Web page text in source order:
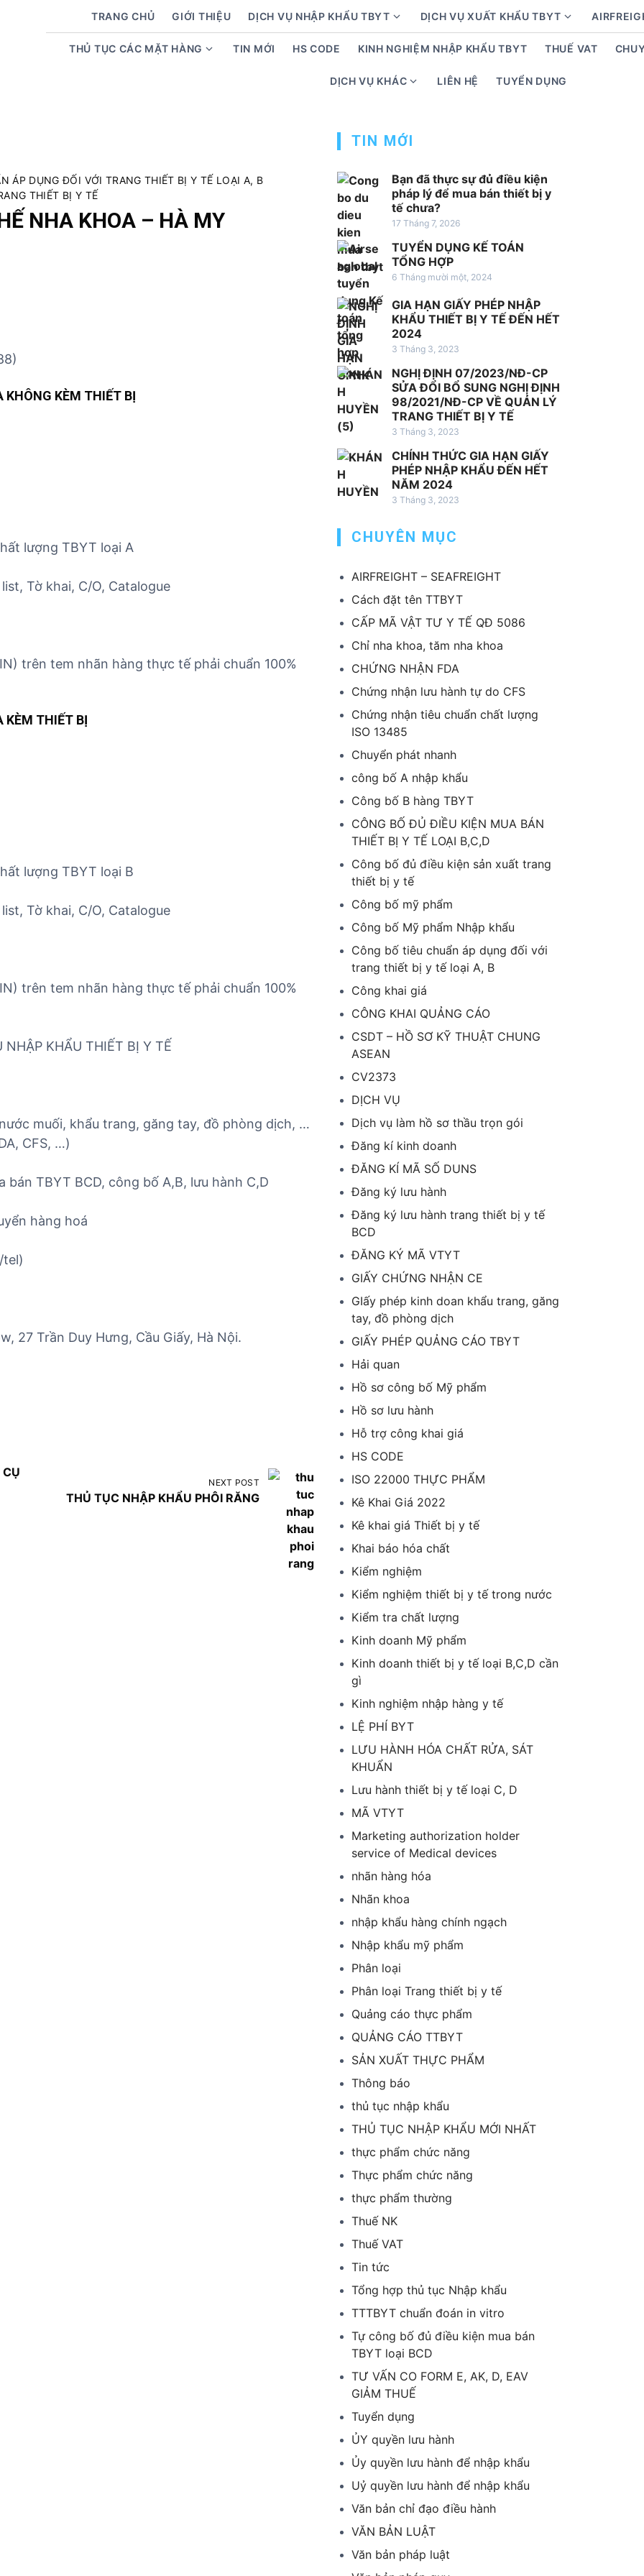
TRANG CHỦ GIỚI THIỆU DỊCH VỤ NHẬP KHẨU TBYT
h
w
m
n
u
f
o
r
D
ị
c
h
v
ụ
n
h
ậ
p
k
h
ẩ
u
T
Y
DỊCH VỤ XUẤT KHẨU TBYT
h
THỦ TỤC CÁC MẶT HÀNG
m
n
u
TIN MỚI HS CODE KINH NGHIỆM NHẬP KHẨU TBYT THUẾ VAT
DỊCH VỤ KHÁC
u
b
m
e
n
u
f
r
D
ị
h
v
ụ
k
h
á
c
LIÊN HỆ TUYỂN DỤNG
ÁP DỤNG ĐỐI VỚI TRANG THIẾT BỊ Y TẾ LOẠI A, B
THIẾT BỊ Y TẾ
NHA KHOA – HÀ MY
KHÔNG KÈM THIẾT BỊ
lượng TBYT loại A
Tờ khai, C/O, Catalogue
trên tem nhãn hàng thực tế phải chuẩn 100%
KÈM THIẾT BỊ
lượng TBYT loại B
Tờ khai, C/O, Catalogue
trên tem nhãn hàng thực tế phải chuẩn 100%
NHẬP KHẨU THIẾT BỊ Y TẾ
muối, khẩu trang, găng tay, đồ phòng dịch, …
CFS, …)
bán TBYT BCD, công bố A,B, lưu hành C,D
hàng hoá
tel)
27 Trần Duy Hưng, Cầu Giấy, Hà Nội.
NEXT POST
THỦ TỤC NHẬP KHẨU PHÔI RĂNG
TIN MỚI
Bạn đã thực sự đủ điều kiện
pháp lý để mua bán thiết bị y
tế chưa?
17 Tháng 7, 2026
TUYỂN DỤNG KẾ TOÁN
TỔNG HỢP
6 Tháng mười một, 2024
GIA HẠN GIẤY PHÉP NHẬP
KHẨU THIẾT BỊ Y TẾ ĐẾN HẾT
2024
3 Tháng 3, 2023
NGHỊ ĐỊNH 07/2023/NĐ-CP
SỬA ĐỔI BỔ SUNG NGHỊ ĐỊNH
98/2021/NĐ-CP VỀ QUẢN LÝ
TRANG THIẾT BỊ Y TẾ
3 Tháng 3, 2023
CHÍNH THỨC GIA HẠN GIẤY
PHÉP NHẬP KHẨU ĐẾN HẾT
NĂM 2024
3 Tháng 3, 2023
CHUYÊN MỤC
AIRFREIGHT – SEAFREIGHT
Cách đặt tên TTBYT
CẤP MÃ VẬT TƯ Y TẾ QĐ 5086
Chỉ nha khoa, tăm nha khoa
CHỨNG NHẬN FDA
Chứng nhận lưu hành tự do CFS
Chứng nhận tiêu chuẩn chất lượng
ISO 13485
Chuyển phát nhanh
công bố A nhập khẩu
Công bố B hàng TBYT
CÔNG BỐ ĐỦ ĐIỀU KIỆN MUA BÁN
THIẾT BỊ Y TẾ LOẠI B,C,D
Công bố đủ điều kiện sản xuất trang
thiết bị y tế
Công bố mỹ phẩm
Công bố Mỹ phẩm Nhập khẩu
Công bố tiêu chuẩn áp dụng đối với
trang thiết bị y tế loại A, B
Công khai giá
CÔNG KHAI QUẢNG CÁO
CSDT – HỒ SƠ KỸ THUẬT CHUNG
ASEAN
CV2373
DỊCH VỤ
Dịch vụ làm hồ sơ thầu trọn gói
Đăng kí kinh doanh
ĐĂNG KÍ MÃ SỐ DUNS
Đăng ký lưu hành
Đăng ký lưu hành trang thiết bị y tế
BCD
ĐĂNG KÝ MÃ VTYT
GIẤY CHỨNG NHẬN CE
GIấy phép kinh doan khẩu trang, găng
tay, đồ phòng dịch
GIẤY PHÉP QUẢNG CÁO TBYT
Hải quan
Hồ sơ công bố Mỹ phẩm
Hồ sơ lưu hành
Hỗ trợ công khai giá
HS CODE
ISO 22000 THỰC PHẨM
Kê Khai Giá 2022
Kê khai giá Thiết bị y tế
Khai báo hóa chất
Kiểm nghiệm
Kiểm nghiệm thiết bị y tế trong nước
Kiểm tra chất lượng
Kinh doanh Mỹ phẩm
Kinh doanh thiết bị y tế loại B,C,D cần
gì
Kinh nghiệm nhập hàng y tế
LỆ PHÍ BYT
LƯU HÀNH HÓA CHẤT RỬA, SÁT
KHUẨN
Lưu hành thiết bị y tế loại C, D
MÃ VTYT
Marketing authorization holder
service of Medical devices
nhãn hàng hóa
Nhãn khoa
nhập khẩu hàng chính ngạch
Nhập khẩu mỹ phẩm
Phân loại
Phân loại Trang thiết bị y tế
Quảng cáo thực phẩm
QUẢNG CÁO TTBYT
SẢN XUẤT THỰC PHẨM
Thông báo
thủ tục nhập khẩu
THỦ TỤC NHẬP KHẨU MỚI NHẤT
thực phẩm chức năng
Thực phẩm chức năng
thực phẩm thường
Thuế NK
Thuế VAT
Tin tức
Tổng hợp thủ tục Nhập khẩu
TTTBYT chuẩn đoán in vitro
Tự công bố đủ điều kiện mua bán
TBYT loại BCD
TƯ VẤN CO FORM E, AK, D, EAV
GIẢM THUẾ
Tuyển dụng
ỦY quyền lưu hành
Ủy quyền lưu hành để nhập khẩu
Uỷ quyền lưu hành để nhập khẩu
Văn bản chỉ đạo điều hành
VĂN BẢN LUẬT
Văn bản pháp luật